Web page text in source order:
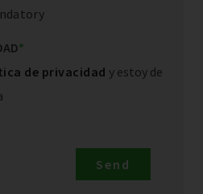
*
de privacidad y estoy de